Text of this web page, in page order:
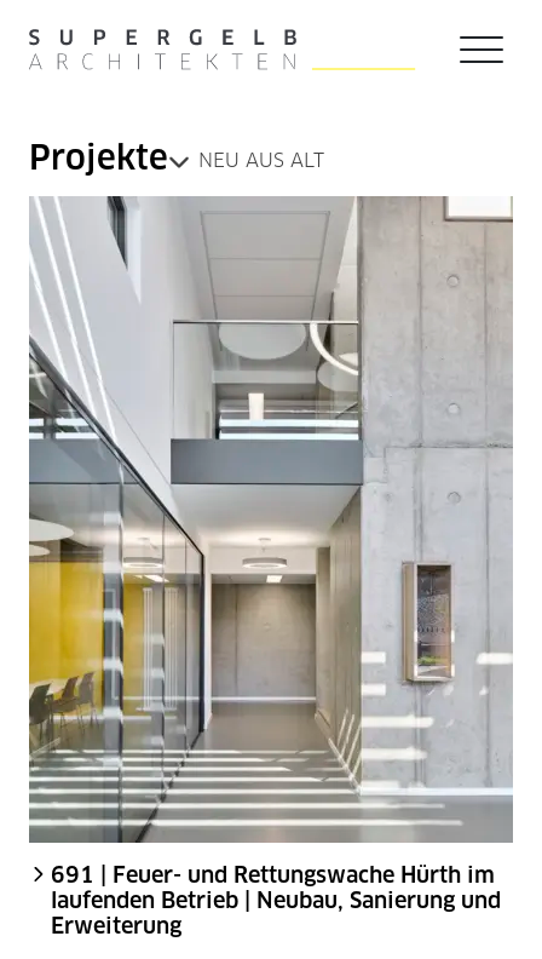
Zur Startseite navigieren
Projekte NEU AUS ALT
691 | Feuer- und Rettungswache Hürth im
laufenden Betrieb | Neubau, Sanierung und
Erweiterung